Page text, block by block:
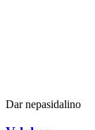
Dar nepasidalino